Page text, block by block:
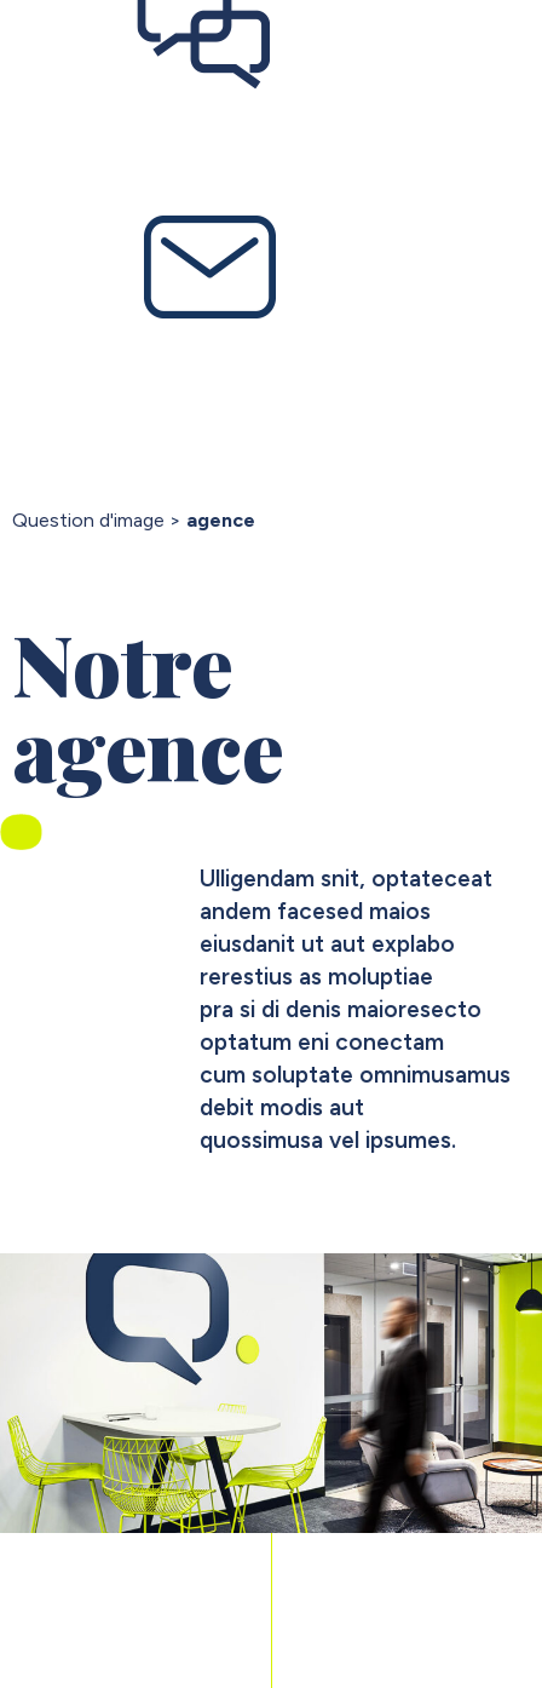
Question d'image > agence
Notre
agence
Ulligendam snit, optateceat
andem facesed maios
eiusdanit ut aut explabo
rerestius as moluptiae
pra si di denis maioresecto
optatum eni conectam
cum soluptate omnimusamus
debit modis aut
quossimusa vel ipsumes.